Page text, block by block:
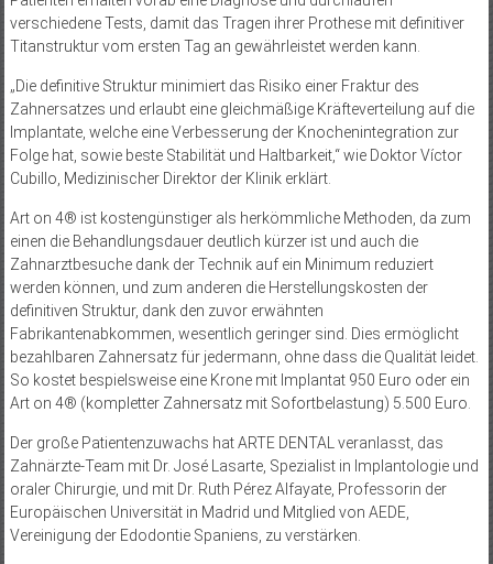
verschiedene Tests, damit das Tragen ihrer Prothese mit definitiver
Titanstruktur vom ersten Tag an gewährleistet werden kann.
„Die definitive Struktur minimiert das Risiko einer Fraktur des
Zahnersatzes und erlaubt eine gleichmäßige Kräfteverteilung auf die
Implantate, welche eine Verbesserung der Knochenintegration zur
Folge hat, sowie beste Stabilität und Haltbarkeit,“ wie Doktor Víctor
Cubillo, Medizinischer Direktor der Klinik erklärt.
Art on 4® ist kostengünstiger als herkömmliche Methoden, da zum
einen die Behandlungsdauer deutlich kürzer ist und auch die
Zahnarztbesuche dank der Technik auf ein Minimum reduziert
werden können, und zum anderen die Herstellungskosten der
definitiven Struktur, dank den zuvor erwähnten
Fabrikantenabkommen, wesentlich geringer sind. Dies ermöglicht
bezahlbaren Zahnersatz für jedermann, ohne dass die Qualität leidet.
So kostet bespielsweise eine Krone mit Implantat 950 Euro oder ein
Art on 4® (kompletter Zahnersatz mit Sofortbelastung) 5.500 Euro.
Der große Patientenzuwachs hat ARTE DENTAL veranlasst, das
Zahnärzte-Team mit Dr. José Lasarte, Spezialist in Implantologie und
oraler Chirurgie, und mit Dr. Ruth Pérez Alfayate, Professorin der
Europäischen Universität in Madrid und Mitglied von AEDE,
Vereinigung der Edodontie Spaniens, zu verstärken.